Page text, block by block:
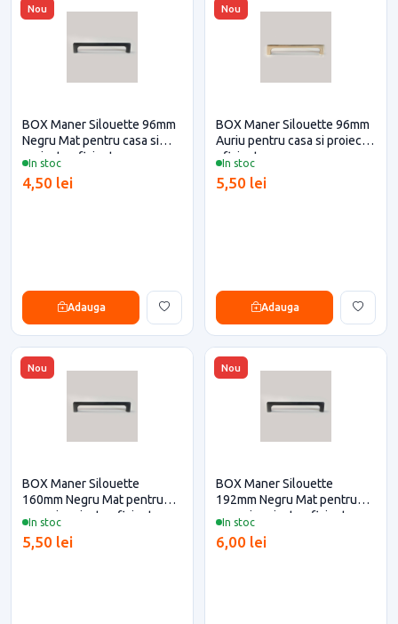
Nou
In stoc
BOX Maner Silouette 96mm
Negru Mat pentru casa si
proiecte eficiente
4,50 lei
Adauga
Nou
In stoc
BOX Maner Silouette 96mm
Auriu pentru casa si proiecte
eficiente
5,50 lei
Adauga
Nou
In stoc
BOX Maner Silouette
160mm Negru Mat pentru
casa si proiecte eficiente
5,50 lei
Nou
In stoc
BOX Maner Silouette
192mm Negru Mat pentru
casa si proiecte eficiente
6,00 lei